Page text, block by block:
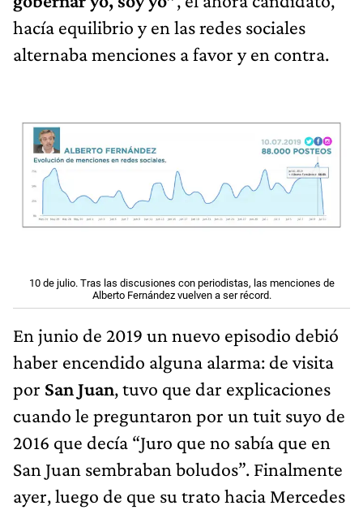
hacía equilibrio y en las redes sociales
alternaba menciones a favor y en contra.
10 de julio. Tras las discusiones con periodistas, las menciones de
Alberto Fernández vuelven a ser récord.
En junio de 2019 un nuevo episodio debió
haber encendido alguna alarma: de visita
por San Juan, tuvo que dar explicaciones
cuando le preguntaron por un tuit suyo de
2016 que decía “Juro que no sabía que en
San Juan sembraban boludos”. Finalmente
ayer, luego de que su trato hacia Mercedes